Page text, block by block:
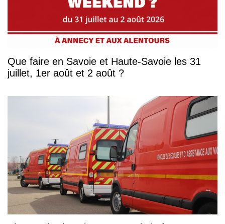
Que faire en Savoie et Haute-Savoie les 31
juillet, 1er août et 2 août ?